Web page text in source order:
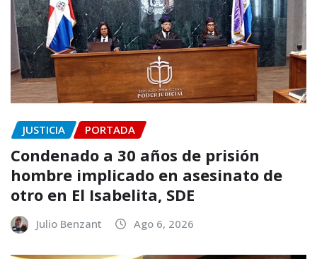
JUSTICIA PORTADA
Condenado a 30 años de prisión
hombre implicado en asesinato de
otro en El Isabelita, SDE
Julio Benzant Ago 6, 2026